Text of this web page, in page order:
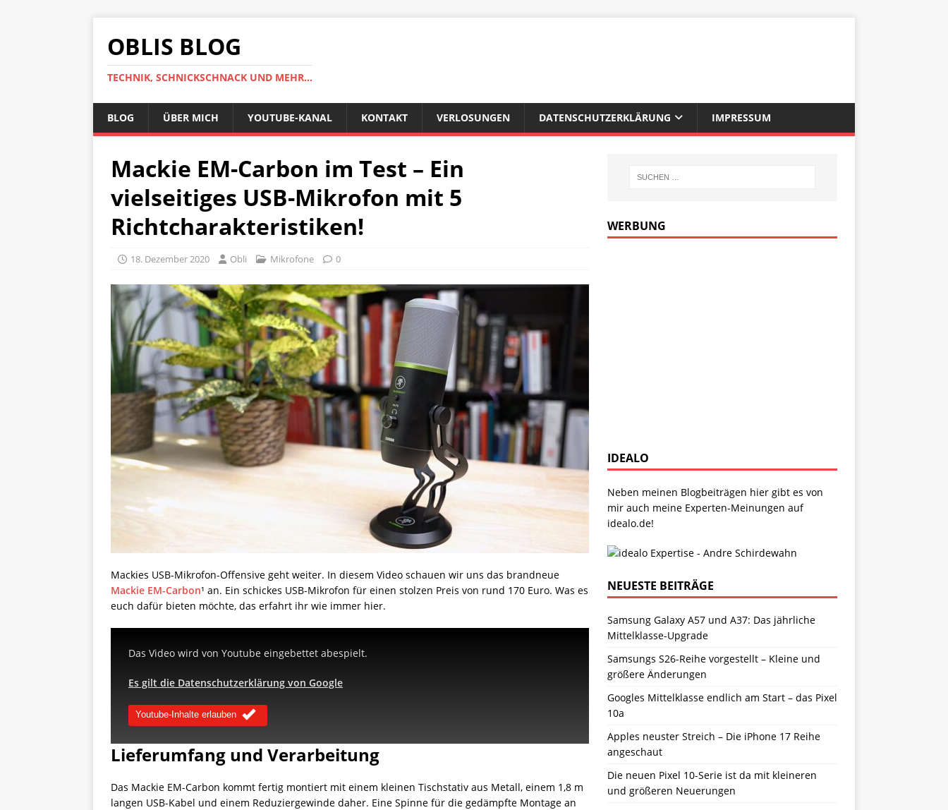
OBLIS BLOG
TECHNIK, SCHNICKSCHNACK UND MEHR...
BLOG ÜBER MICH YOUTUBE-KANAL KONTAKT VERLOSUNGEN DATENSCHUTZERKLÄRUNG IMPRESSUM
Mackie EM-Carbon im Test – Ein
vielseitiges USB-Mikrofon mit 5
Richtcharakteristiken!
18. Dezember 2020 Obli Mikrofone 0
Mackies USB-Mikrofon-Offensive geht weiter. In diesem Video schauen wir uns das brandneue
Mackie EM-Carbon¹ an. Ein schickes USB-Mikrofon für einen stolzen Preis von rund 170 Euro. Was es
euch dafür bieten möchte, das erfahrt ihr wie immer hier.
Das Video wird von Youtube eingebettet abespielt.
Es gilt die Datenschutzerklärung von Google
Youtube-Inhalte erlauben
Lieferumfang und Verarbeitung
Das Mackie EM-Carbon kommt fertig montiert mit einem kleinen Tischstativ aus Metall, einem 1,8 m
langen USB-Kabel und einem Reduziergewinde daher. Eine Spinne für die gedämpfte Montage an
WERBUNG
IDEALO
Neben meinen Blogbeiträgen hier gibt es von
mir auch meine Experten-Meinungen auf
idealo.de!
NEUESTE BEITRÄGE
Samsung Galaxy A57 und A37: Das jährliche
Mittelklasse-Upgrade
Samsungs S26-Reihe vorgestellt – Kleine und
größere Änderungen
Googles Mittelklasse endlich am Start – das Pixel
10a
Apples neuster Streich – Die iPhone 17 Reihe
angeschaut
Die neuen Pixel 10-Serie ist da mit kleineren
und größeren Neuerungen